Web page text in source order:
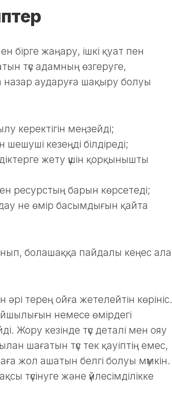
бірге жаңару, ішкі қуат пен
түс адамның өзгеруге,
аударуға шақыру болуы
керектігін меңзейді;
кезеңді білдіреді;
жету үшін қорқынышты
ресурстың барын көрсетеді;
не өмір басымдығын қайта
болашаққа пайдалы кеңес ала
терең ойға жетелейтін көрініс.
немесе өмірдегі
Жору кезінде түс деталі мен ояу
шағатын түс тек қауіптің емес,
жол ашатын белгі болуы мүмкін.
түсінуге және үйлесімділікке